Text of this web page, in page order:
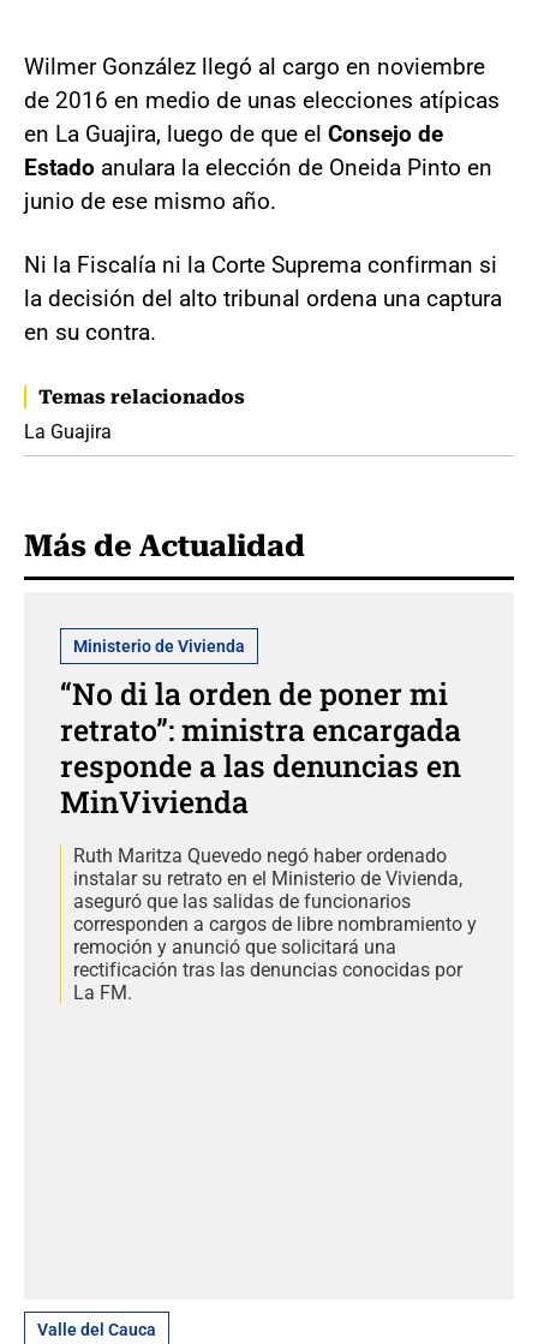
Wilmer González llegó al cargo en noviembre
de 2016 en medio de unas elecciones atípicas
en La Guajira, luego de que el Consejo de
Estado anulara la elección de Oneida Pinto en
junio de ese mismo año.
Ni la Fiscalía ni la Corte Suprema confirman si
la decisión del alto tribunal ordena una captura
en su contra.
Temas relacionados
La Guajira
Más de Actualidad
Ministerio de Vivienda
“No di la orden de poner mi
retrato”: ministra encargada
responde a las denuncias en
MinVivienda
Ruth Maritza Quevedo negó haber ordenado
instalar su retrato en el Ministerio de Vivienda,
aseguró que las salidas de funcionarios
corresponden a cargos de libre nombramiento y
remoción y anunció que solicitará una
rectificación tras las denuncias conocidas por
La FM.
Valle del Cauca